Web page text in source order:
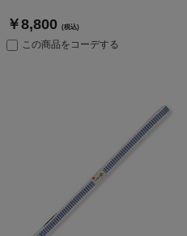
￥8,800 (税込)
この商品をコーデする